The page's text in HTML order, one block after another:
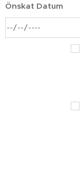
Önskat Datum